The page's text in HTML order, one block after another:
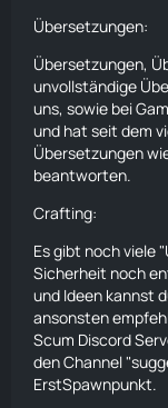
noch Leute die
und somit auch
Sync:
da spreche ich
ist in vielen
auf ein Gegner
klatscht aber nix
Des weiteren
rum flackern ,
das es die
Probleme zu
Crafting:
Es sind Items
verarbeiten
an Bauelemente
währen ultra nice
Übersetzungen:
Übersetzungen,
unvollständige
uns, sowie bei
und hat seit dem
Übersetzungen
beantworten.
Crafting:
Es gibt noch viele
Sicherheit noch
und Ideen kannst
ansonsten
Scum Discord
den Channel
ErstSpawnpunkt.